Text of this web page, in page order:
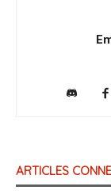
ARTICLES